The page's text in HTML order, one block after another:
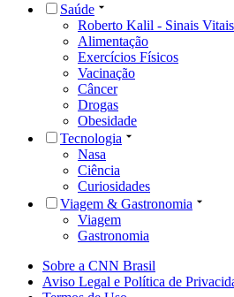
Saúde
Roberto Kalil - Sinais Vitais
Alimentação
Exercícios Físicos
Vacinação
Câncer
Drogas
Obesidade
Tecnologia
Nasa
Ciência
Curiosidades
Viagem & Gastronomia
Viagem
Gastronomia
Sobre a CNN Brasil
Aviso Legal e Política de